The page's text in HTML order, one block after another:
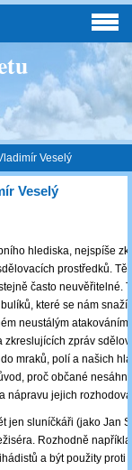
Veselý
Veselý
hlediska, nejspíše
prostředků.
často neuvěřitelné.
které se nám snaží
neustálým atakováním
zkreslujících zpráv
mraků, polí a našich
proč občané
nápravu jejich
jen sluníčkáři (jako Jan
Rozhodně
a být použity proti